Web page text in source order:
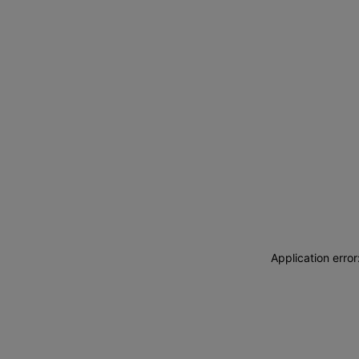
Application